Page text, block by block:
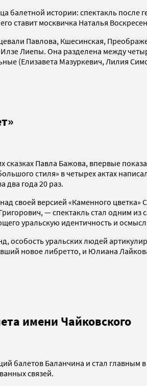
балетной истории: спектакль
ставит москвичка Наталья
Павлова, Кшесинская,
Илзе Лиепы. Она разделена между
(Елизавета Мазуркевич, Лилия
Павла Бажова, впервые
стиля» в четырех актах
два года 20 раз.
своей версией «Каменного
— спектакль стал одним
уральскую идентичность и
особость уральских людей
новое либретто, и Юлиана
имени Чайковского
балетов Баланчина и стал
связей.